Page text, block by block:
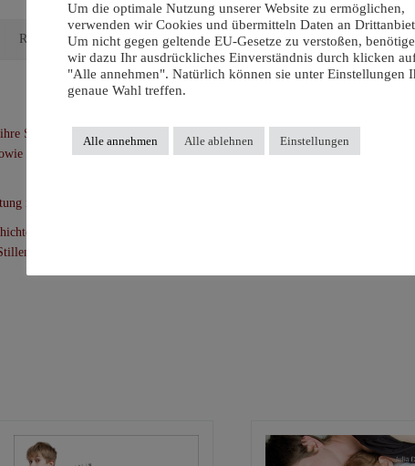
Rezensionen (0)
Stillerfahrungen, die sie als Mutter über fast drei Jahre hinweg machte.
motivierende Tipps bei Stillproblemen. Dieses Wissen gibt sie nun an
ist, und wie Mütter lernen auf ihre Intuition vertrauen zu können.
und ihrem positiven Erfahrungsweg, dass Stillen die schönste Sache
nach Bedarf.
Um die optimale Nutzung unserer Website zu ermöglichen,
verwenden wir Cookies und übermitteln Daten an
Um nicht gegen geltende EU-Gesetze zu verstoßen,
wir dazu Ihr ausdrückliches Einverständnis durch klicken
"Alle annehmen". Natürlich können sie unter Einstellungen
genaue Wahl treffen.
Alle annehmen Alle ablehnen Einstellungen